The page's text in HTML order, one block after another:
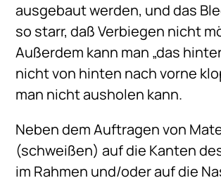
ausgebaut werden, und das
so starr, daß Verbiegen nicht
Außerdem kann man „das
nicht von hinten nach vorne
man nicht ausholen kann.
Neben dem Auftragen von
(schweißen) auf die Kanten
im Rahmen und/oder auf die